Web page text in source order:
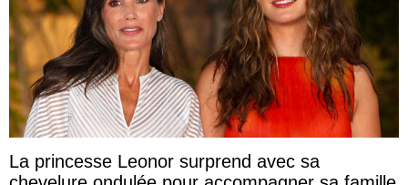
La princesse Leonor surprend avec sa